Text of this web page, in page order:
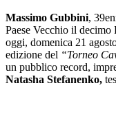
Massimo Gubbini,
Paese Vecchio il decimo
oggi, domenica 21
edizione del “Torneo
un pubblico record,
Natasha Stefanenko,